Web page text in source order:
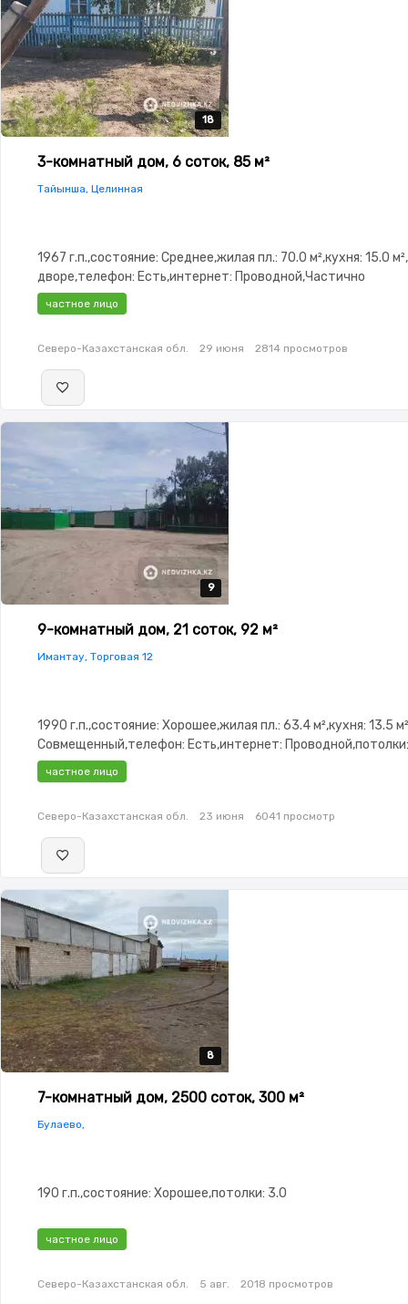
18
18
18
18
18
3-комнатный дом, 6 соток, 85 м²
Тайынша, Целинная
1967 г.п.,состояние: Среднее,жилая пл.: 70.0 м²,кухня: 15.0
дворе,телефон: Есть,интернет: Проводной,Частично
меблирована,Частично меблирована,Пластиковые
окна,Гараж,Веранда,Хозпостройки
частное лицо
Северо-Казахстанская обл. 29 июня 2814 просмотров
9
9
9
9
9
9-комнатный дом, 21 соток, 92 м²
Имантау, Торговая 12
1990 г.п.,состояние: Хорошее,жилая пл.: 63.4 м²,кухня: 13.5
Совмещенный,телефон: Есть,интернет: Проводной,потолки:
2.9,Навес,Гараж,Сад
частное лицо
Северо-Казахстанская обл. 23 июня 6041 просмотр
8
8
8
8
8
7-комнатный дом, 2500 соток, 300 м²
Булаево,
190 г.п.,состояние: Хорошее,потолки: 3.0
частное лицо
Северо-Казахстанская обл. 5 авг. 2018 просмотров